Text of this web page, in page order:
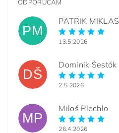
ODPORÚČAM
PM
PATRIK MIKLAS
13.5.2026
DŠ
Dominik Šesták
2.5.2026
MP
Miloš Plechlo
26.4.2026